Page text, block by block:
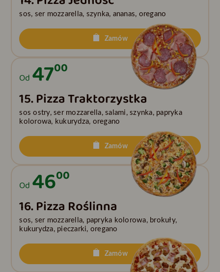
sos, ser mozzarella, szynka, ananas, oregano
Zamów
Od 4700
15. Pizza Traktorzystka
sos ostry, ser mozzarella, salami, szynka, papryka
kolorowa, kukurydza, oregano
Zamów
Od 4600
16. Pizza Roślinna
sos, ser mozzarella, papryka kolorowa, brokuły,
kukurydza, pieczarki, oregano
Zamów